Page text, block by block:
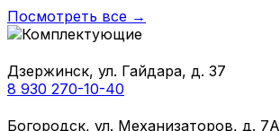
Посмотреть все →
Дзержинск, ул. Гайдара, д. 37
8 930 270-10-40
Богородск, ул. Механизаторов, д. 7А